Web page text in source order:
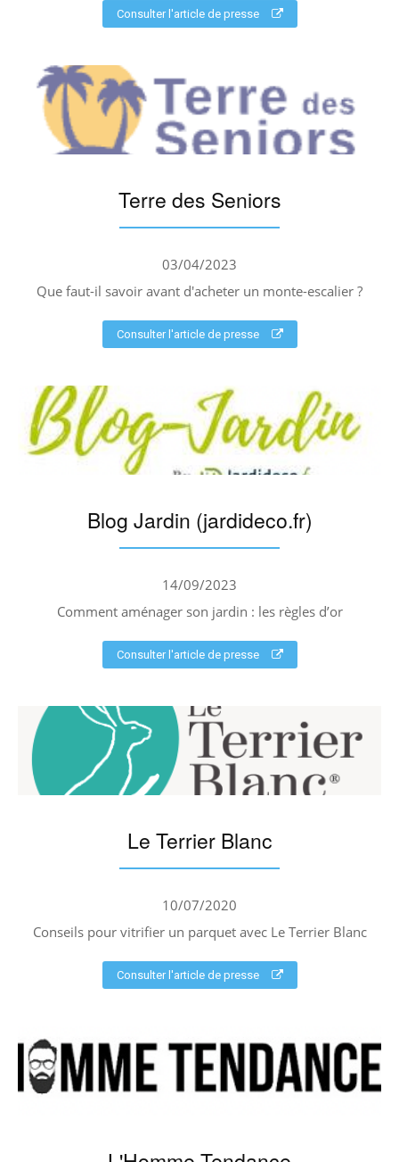
Consulter l'article de presse
Terre des Seniors
03/04/2023
Que faut-il savoir avant d'acheter un monte-escalier ?
Consulter l'article de presse
Blog Jardin (jardideco.fr)
14/09/2023
Comment aménager son jardin : les règles d’or
Consulter l'article de presse
Le Terrier Blanc
10/07/2020
Conseils pour vitrifier un parquet avec Le Terrier Blanc
Consulter l'article de presse